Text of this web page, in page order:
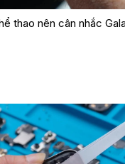
thao nên cân nhắc